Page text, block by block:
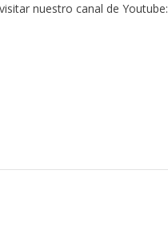
nuestro canal de Youtube: